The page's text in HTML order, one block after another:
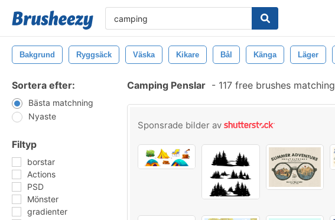
Bakgrund Ryggsäck Väska Kikare Bål Känga Läger
Sortera efter:
Bästa matchning
Nyaste
Filtyp
borstar
Actions
PSD
Mönster
gradienter
Camping Penslar - 117 free brushes matching
Sponsrade bilder av